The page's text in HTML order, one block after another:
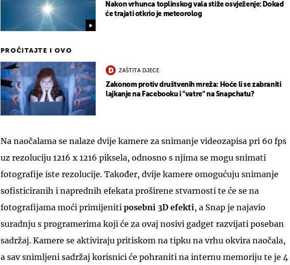
Nakon vrhunca toplinskog vala stiže osvježenje: Dokad
će trajati otkrio je meteorolog
PROČITAJTE I OVO
ZAŠTITA DJECE
Zakonom protiv društvenih mreža: Hoće li se zabraniti
lajkanje na Facebooku i "vatre" na Snapchatu?
Na naočalama se nalaze dvije kamere za snimanje videozapisa pri 60 fps
uz rezoluciju 1216 x 1216 piksela, odnosno s njima se mogu snimati
fotografije iste rezolucije. Također, dvije kamere omogućuju snimanje
sofisticiranih i naprednih efekata proširene stvarnosti te će se na
fotografijama moći primijeniti posebni 3D efekti, a Snap je najavio
suradnju s programerima koji će za ovaj nosivi gadget razvijati poseban
sadržaj. Kamere se aktiviraju pritiskom na tipku na vrhu okvira naočala,
a sav snimljeni sadržaj korisnici će pohraniti na internu memoriju te je 4